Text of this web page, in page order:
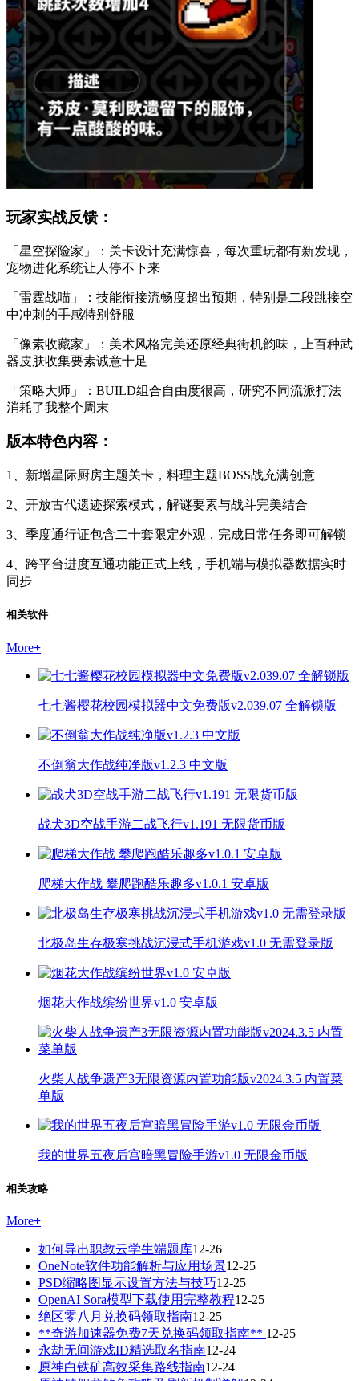
玩家实战反馈：
「星空探险家」：关卡设计充满惊喜，每次重玩都有新发现，
宠物进化系统让人停不下来
「雷霆战喵」：技能衔接流畅度超出预期，特别是二段跳接空
中冲刺的手感特别舒服
「像素收藏家」：美术风格完美还原经典街机韵味，上百种武
器皮肤收集要素诚意十足
「策略大师」：BUILD组合自由度很高，研究不同流派打法
消耗了我整个周末
版本特色内容：
1、新增星际厨房主题关卡，料理主题BOSS战充满创意
2、开放古代遗迹探索模式，解谜要素与战斗完美结合
3、季度通行证包含二十套限定外观，完成日常任务即可解锁
4、跨平台进度互通功能正式上线，手机端与模拟器数据实时
同步
相关软件
More+
七七酱樱花校园模拟器中文免费版v2.039.07 全解锁版
不倒翁大作战纯净版v1.2.3 中文版
战犬3D空战手游二战飞行v1.191 无限货币版
爬梯大作战 攀爬跑酷乐趣多v1.0.1 安卓版
北极岛生存极寒挑战沉浸式手机游戏v1.0 无需登录版
烟花大作战缤纷世界v1.0 安卓版
火柴人战争遗产3无限资源内置功能版v2024.3.5 内置菜
单版
我的世界五夜后宫暗黑冒险手游v1.0 无限金币版
相关攻略
More+
如何导出职教云学生端题库12-26
OneNote软件功能解析与应用场景12-25
PSD缩略图显示设置方法与技巧12-25
OpenAI Sora模型下载使用完整教程12-25
绝区零八月兑换码领取指南12-25
**奇游加速器免费7天兑换码领取指南** 12-25
永劫无间游戏ID精选取名指南12-24
原神白铁矿高效采集路线指南12-24